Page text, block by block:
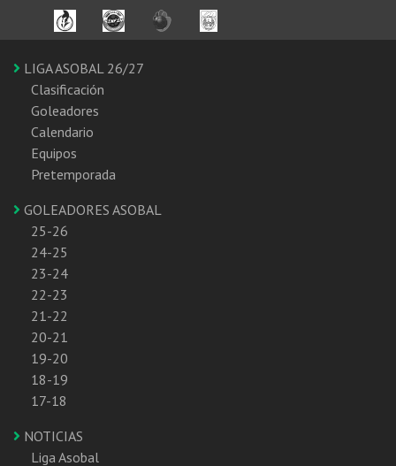
LIGA ASOBAL 26/27
Clasificación
Goleadores
Calendario
Equipos
Pretemporada
GOLEADORES ASOBAL
25-26
24-25
23-24
22-23
21-22
20-21
19-20
18-19
17-18
NOTICIAS
Liga Asobal